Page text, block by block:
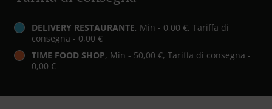
DELIVERY RESTAURANTE, Min - 0,00 €, Tariffa di
consegna - 0,00 €
TIME FOOD SHOP, Min - 50,00 €, Tariffa di consegna -
0,00 €